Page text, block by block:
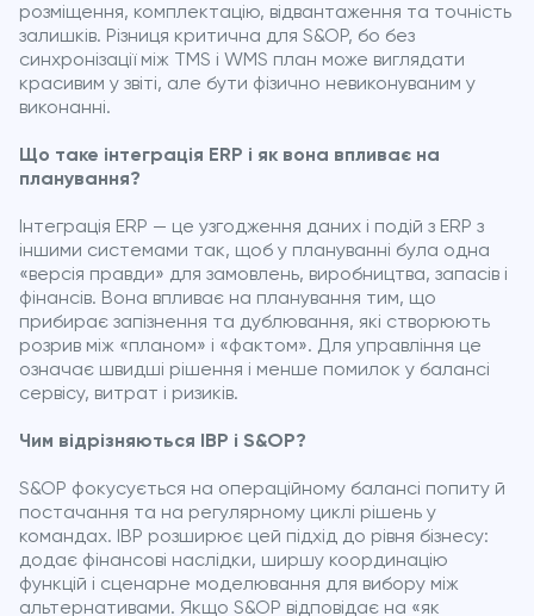
розміщення, комплектацію, відвантаження та точність
залишків. Різниця критична для S&OP, бо без
синхронізації між TMS і WMS план може виглядати
красивим у звіті, але бути фізично невиконуваним у
виконанні.
Що таке інтеграція ERP і як вона впливає на
планування?
Інтеграція ERP — це узгодження даних і подій з ERP з
іншими системами так, щоб у плануванні була одна
«версія правди» для замовлень, виробництва, запасів і
фінансів. Вона впливає на планування тим, що
прибирає запізнення та дублювання, які створюють
розрив між «планом» і «фактом». Для управління це
означає швидші рішення і менше помилок у балансі
сервісу, витрат і ризиків.
Чим відрізняються IBP і S&OP?
S&OP фокусується на операційному балансі попиту й
постачання та на регулярному циклі рішень у
командах. IBP розширює цей підхід до рівня бізнесу:
додає фінансові наслідки, ширшу координацію
функцій і сценарне моделювання для вибору між
альтернативами. Якщо S&OP відповідає на «як